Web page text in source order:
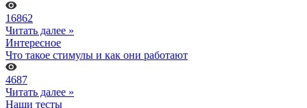
16862
Читать далее »
Интересное
Что такое стимулы и как они работают
4687
Читать далее »
Наши тесты